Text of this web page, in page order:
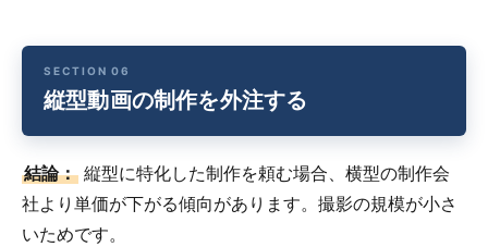
縦型動画の制作を外注する
結論： 縦型に特化した制作を頼む場合、横型の制作会
社より単価が下がる傾向があります。撮影の規模が小さ
いためです。